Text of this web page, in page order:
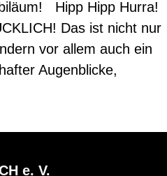
Hipp Hipp Hurra!
Das ist nicht nur
vor allem auch ein
Augenblicke,
e. V.